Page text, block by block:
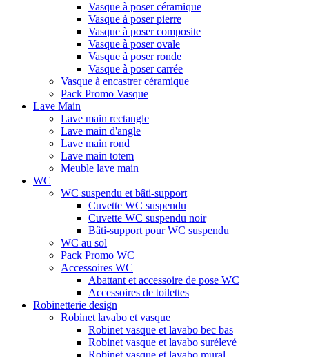
Vasque à poser céramique
Vasque à poser pierre
Vasque à poser composite
Vasque à poser ovale
Vasque à poser ronde
Vasque à poser carrée
Vasque à encastrer céramique
Pack Promo Vasque
Lave Main
Lave main rectangle
Lave main d'angle
Lave main rond
Lave main totem
Meuble lave main
WC
WC suspendu et bâti-support
Cuvette WC suspendu
Cuvette WC suspendu noir
Bâti-support pour WC suspendu
WC au sol
Pack Promo WC
Accessoires WC
Abattant et accessoire de pose WC
Accessoires de toilettes
Robinetterie design
Robinet lavabo et vasque
Robinet vasque et lavabo bec bas
Robinet vasque et lavabo surélevé
Robinet vasque et lavabo mural